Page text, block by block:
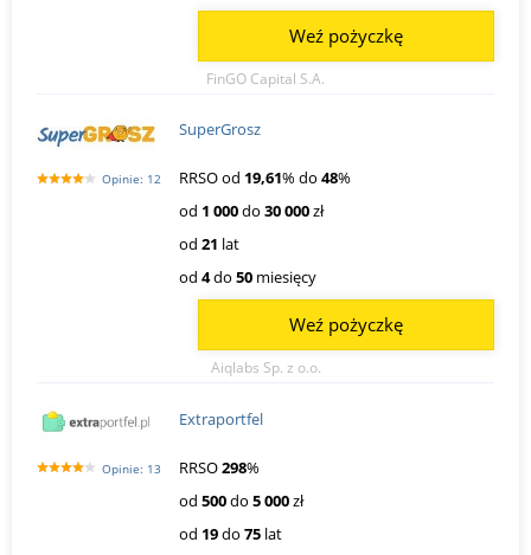
FinGO Capital S.A.
Weź pożyczkę
Opinie: 12
SuperGrosz
RRSO od 19,61% do 48%
od 1 000do 30 000zł
od 21 lat
od 4do 50 miesięcy
Aiqlabs Sp. z o.o.
Weź pożyczkę
Opinie: 13
Extraportfel
RRSO298%
od 500do 5 000zł
od 19do 75 lat